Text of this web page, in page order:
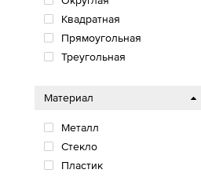
Квадратная
Прямоугольная
Треугольная
Материал
Металл
Стекло
Пластик